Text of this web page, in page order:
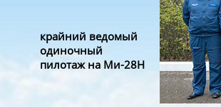
крайний ведомый
одиночный
пилотаж на Ми-28Н